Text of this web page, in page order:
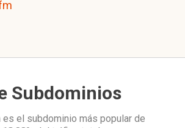
Subdominios
es el subdominio más popular de